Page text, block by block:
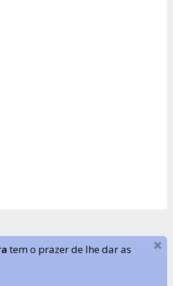
tem o prazer de lhe dar as